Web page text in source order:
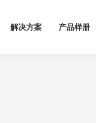
解决方案 产品样册